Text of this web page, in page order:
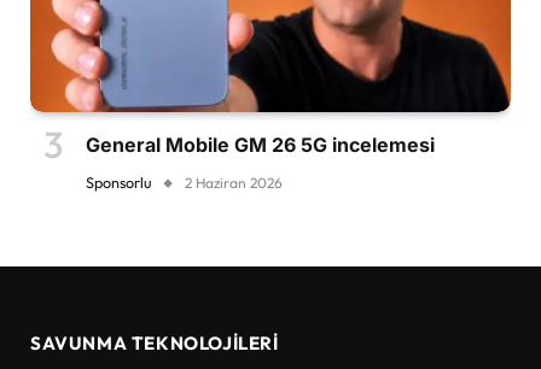
General Mobile GM 26 5G incelemesi
Sponsorlu 2 Haziran 2026
SAVUNMA TEKNOLOJİLERİ